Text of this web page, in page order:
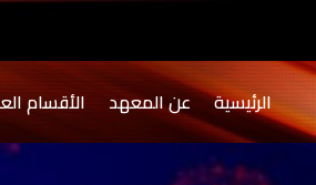
الرئيسية عن المعهد الأقسام